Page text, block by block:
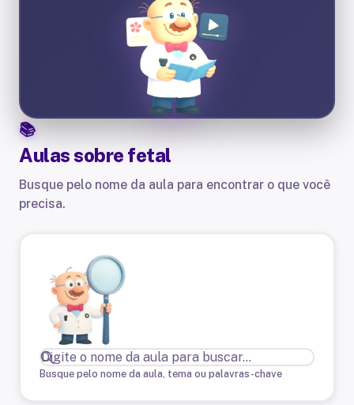
Aulas sobre fetal
Busque pelo nome da aula para encontrar o que você
precisa.
Busque pelo nome da aula, tema ou palavras-chave